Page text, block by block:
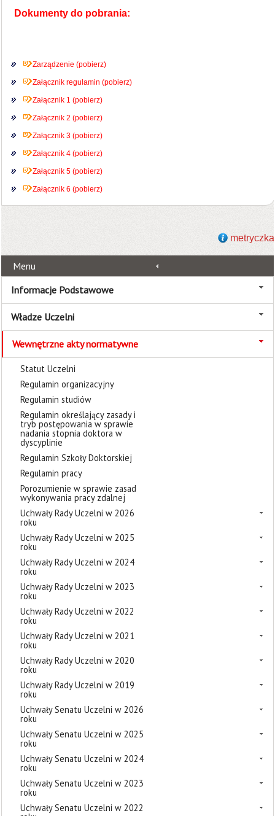
Dokumenty do pobrania:
Zarządzenie (pobierz)
Załącznik regulamin (pobierz)
Załącznik 1 (pobierz)
Załącznik 2 (pobierz)
Załącznik 3 (pobierz)
Załącznik 4 (pobierz)
Załącznik 5 (pobierz)
Załącznik 6 (pobierz)
metryczka
Menu
Informacje Podstawowe
Władze Uczelni
Wewnętrzne akty normatywne
Statut Uczelni
Regulamin organizacyjny
Regulamin studiów
Regulamin określający zasady i
tryb postępowania w sprawie
nadania stopnia doktora w
dyscyplinie
Regulamin Szkoły Doktorskiej
Regulamin pracy
Porozumienie w sprawie zasad
wykonywania pracy zdalnej
Uchwały Rady Uczelni w 2026
roku
Uchwały Rady Uczelni w 2025
roku
Uchwały Rady Uczelni w 2024
roku
Uchwały Rady Uczelni w 2023
roku
Uchwały Rady Uczelni w 2022
roku
Uchwały Rady Uczelni w 2021
roku
Uchwały Rady Uczelni w 2020
roku
Uchwały Rady Uczelni w 2019
roku
Uchwały Senatu Uczelni w 2026
roku
Uchwały Senatu Uczelni w 2025
roku
Uchwały Senatu Uczelni w 2024
roku
Uchwały Senatu Uczelni w 2023
roku
Uchwały Senatu Uczelni w 2022